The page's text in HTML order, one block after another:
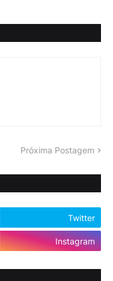
Próxima Postagem
Twitter
Instagram